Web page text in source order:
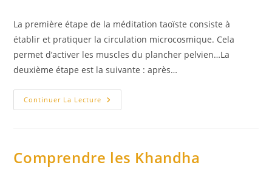
la
publication :
La première étape de la méditation taoïste consiste à
établir et pratiquer la circulation microcosmique. Cela
permet d’activer les muscles du plancher pelvien…La
deuxième étape est la suivante : après…
Continuer La Lecture Rappel
Des
Taoïste
Comprendre les Khandha